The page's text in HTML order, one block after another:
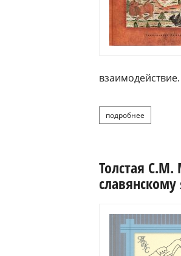
взаимодействие.
подробнее
Толстая С.М.